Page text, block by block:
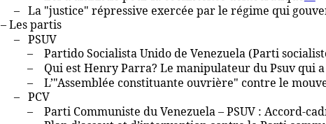
– La "justice" répressive exercée par le régime qui
– Les partis
– PSUV
– Partido Socialista Unido de Venezuela (Parti
– Qui est Henry Parra? Le manipulateur du Psuv qui
– L’"Assemblée constituante ouvrière" contre le
– PCV
– Parti Communiste du Venezuela – PSUV : Accord-